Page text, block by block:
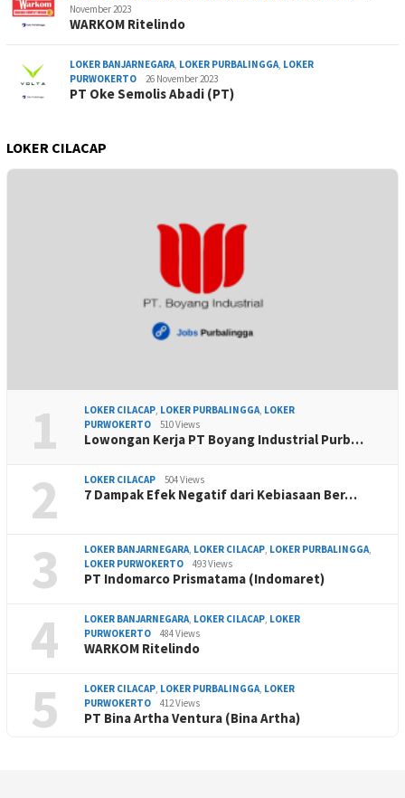
November 2023
WARKOM Ritelindo
LOKER BANJARNEGARA LOKER PURBALINGGA LOKER
PURWOKERTO
26 November 2023
PT Oke Semolis Abadi (PT)
LOKER CILACAP
1 LOKER CILACAP, LOKER PURBALINGGA, LOKER
PURWOKERTO
510 Views
Lowongan Kerja PT Boyang Industrial Purb…
2 LOKER CILACAP 504 Views
7 Dampak Efek Negatif dari Kebiasaan Ber…
3 LOKER BANJARNEGARA, LOKER CILACAP, LOKER PURBALINGGA,
LOKER PURWOKERTO
493 Views
PT Indomarco Prismatama (Indomaret)
4 LOKER BANJARNEGARA, LOKER CILACAP, LOKER
PURWOKERTO
484 Views
WARKOM Ritelindo
5 LOKER CILACAP, LOKER PURBALINGGA, LOKER
PURWOKERTO
412 Views
PT Bina Artha Ventura (Bina Artha)